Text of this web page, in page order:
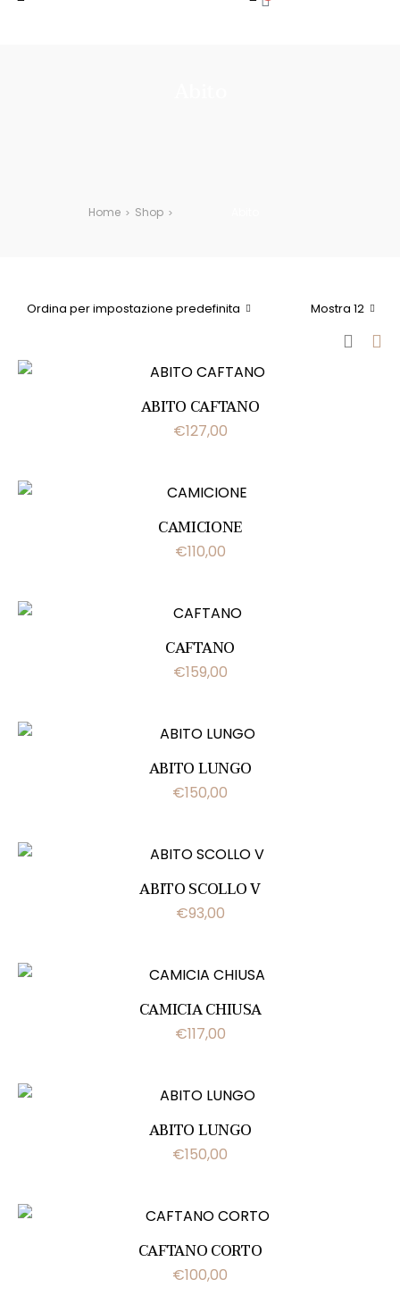
SOPRA 100€ DI SPESA | PAGA IN 3 RATE CON
Home > Shop >
Mostra 12
Ordina per impostazione predefinita
ABITO CAFTANO
€127,00
CAMICIONE
€110,00
CAFTANO
€159,00
ABITO LUNGO
€150,00
ABITO SCOLLO V
€93,00
CAMICIA CHIUSA
€117,00
ABITO LUNGO
€150,00
CAFTANO CORTO
€100,00